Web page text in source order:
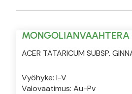
ACER TATARICUM SUBSP.
Vyöhyke: I-V
Valovaatimus: Au-Pv